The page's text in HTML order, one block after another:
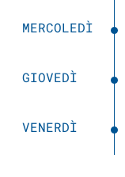
MERCOLEDÌ
GIOVEDÌ
VENERDÌ